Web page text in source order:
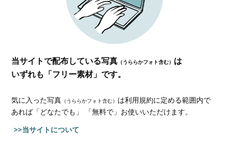
当サイトで配布している写真 （うららかフォト含む） は
いずれも「フリー素材」です。
気に入った写真 （うららかフォト含む） は利用規約に定める範囲内で
あれば「どなたでも」 「無料で」お使いいただけます。
>>当サイトについて